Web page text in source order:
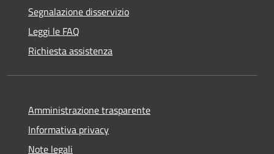
Segnalazione disservizio
Leggi le FAQ
Richiesta assistenza
Amministrazione trasparente
Informativa privacy
Note legali